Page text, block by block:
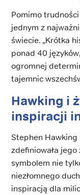
Pomimo
jednym z
świecie. „Krótka
ponad 40
ogromnej
tajemnic
Hawking i
inspiracji
Stephen Hawking
zdefiniowała
symbolem nie
niezłomnego
inspiracją dla